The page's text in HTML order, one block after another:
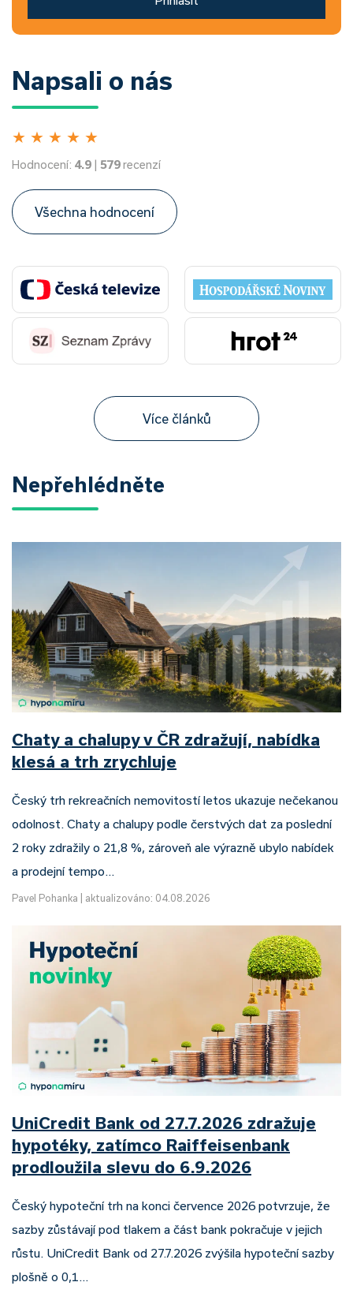
Napsali o nás
★ ★ ★ ★ ★
Hodnocení: 4.9 | 579recenzí
Všechna hodnocení
Více článků
Nepřehlédněte
Chaty a chalupy v ČR zdražují, nabídka
klesá a trh zrychluje
Český trh rekreačních nemovitostí letos ukazuje nečekanou
odolnost. Chaty a chalupy podle čerstvých dat za poslední
2 roky zdražily o 21,8 %, zároveň ale výrazně ubylo nabídek
a prodejní tempo…
Pavel Pohanka aktualizováno: 04.08.2026
UniCredit Bank od 27.7.2026 zdražuje
hypotéky, zatímco Raiffeisenbank
prodloužila slevu do 6.9.2026
Český hypoteční trh na konci července 2026 potvrzuje, že
sazby zůstávají pod tlakem a část bank pokračuje v jejich
růstu. UniCredit Bank od 27.7.2026 zvýšila hypoteční sazby
plošně o 0,1…